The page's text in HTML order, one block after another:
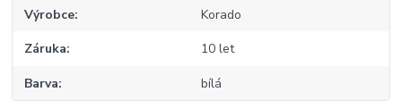
Výrobce Korado
Záruka 10 let
Barva bílá